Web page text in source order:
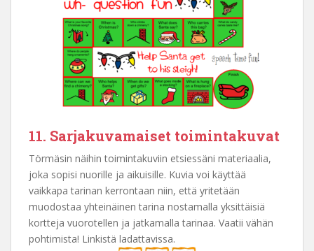
11. Sarjakuvamaiset toimintakuvat
Törmäsin näihin toimintakuviin etsiessäni materiaalia,
joka sopisi nuorille ja aikuisille. Kuvia voi käyttää
vaikkapa tarinan kerrontaan niin, että yritetään
muodostaa yhteinäinen tarina nostamalla yksittäisiä
kortteja vuorotellen ja jatkamalla tarinaa. Vaatii vähän
pohtimista! Linkistä ladattavissa.